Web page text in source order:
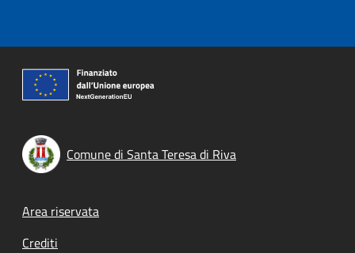
Comune di Santa Teresa di Riva
Footer menu
Area riservata
Crediti